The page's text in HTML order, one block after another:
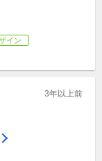
イン
3年以上前